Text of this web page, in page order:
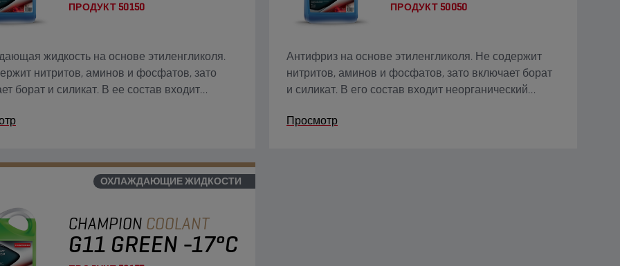
ПРОДУКТ50150
жидкость на основе этиленгликоля.
нитритов, аминов и фосфатов, зато
борат и силикат. В ее состав входит
постоянную защиту системы
ПРОДУКТ50050
Антифриз на основе этиленгликоля. Не содержит
нитритов, аминов и фосфатов, зато включает борат
и силикат. В его состав входит неорганический
постоянную защиту системы охлаждения.
Просмотр
ОХЛАЖДАЮЩИЕ ЖИДКОСТИ
CHAMPION COOLANT
G11 GREEN -17°C